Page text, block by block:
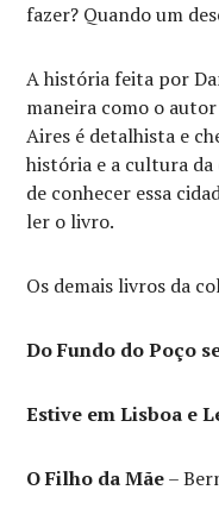
fazer? Quando um
A história feita por
maneira como o autor
Aires é detalhista e
história e a cultura da
de conhecer essa
ler o livro.
Os demais livros da
Do Fundo do Poço
Estive em Lisboa e
O Filho da Mãe–